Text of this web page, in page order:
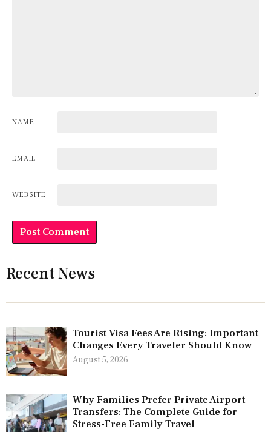
NAME
EMAIL
WEBSITE
Recent News
Tourist Visa Fees Are Rising: Important
Changes Every Traveler Should Know
August 5, 2026
Why Families Prefer Private Airport
Transfers: The Complete Guide for
Stress-Free Family Travel